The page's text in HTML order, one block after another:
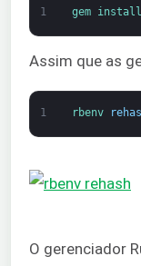
1 gem install
Assim que as
1 rbenv
O gerenciador